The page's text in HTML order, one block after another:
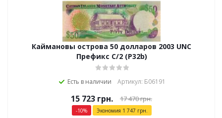
Каймановы острова 50 долларов 2003 UNC
Префикс С/2 (P32b)
Есть в наличии Артикул: Б06191
15 723 грн. 17 470грн.
-10% Экономия 1 747 грн.